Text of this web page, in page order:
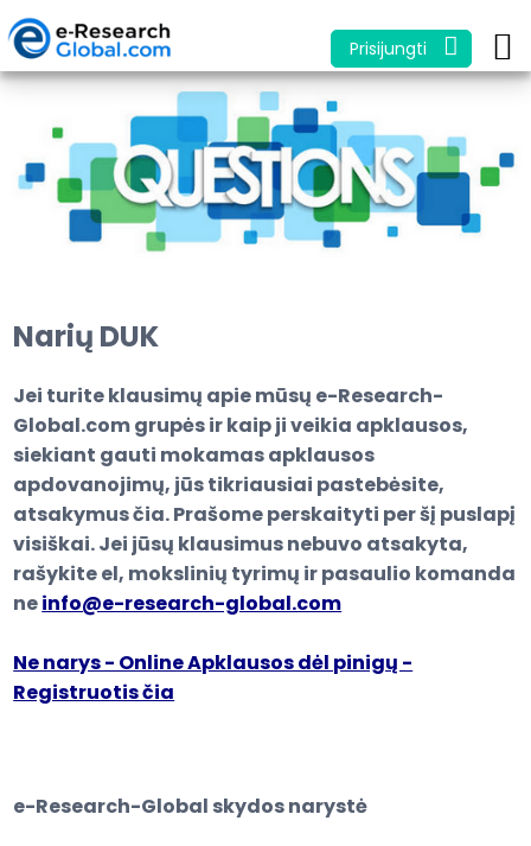
Prisijungti
Narių DUK
Jei turite klausimų apie mūsų e-Research-
Global.com grupės ir kaip ji veikia apklausos,
siekiant gauti mokamas apklausos
apdovanojimų, jūs tikriausiai pastebėsite,
atsakymus čia. Prašome perskaityti per šį puslapį
visiškai. Jei jūsų klausimus nebuvo atsakyta,
rašykite el, mokslinių tyrimų ir pasaulio komanda
neinfo@e-research-global.com
Ne narys - Online Apklausos dėl pinigų -
Registruotis čia
e-Research-Global skydos narystė